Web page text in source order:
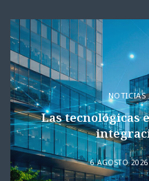
NOTICIAS
Las tecnológicas
6 AGOSTO 2026